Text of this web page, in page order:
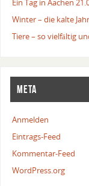
Ein Tag in Aachen
Winter – die kalte
Tiere – so vielfältig
META
Anmelden
Eintrags-Feed
Kommentar-Feed
WordPress.org